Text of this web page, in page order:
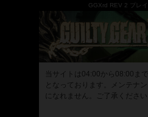
GGXrd REV 2 プレイ
当サイトは04:00から08:00ま
となっております。メンテナ
になれません。ご了承ください